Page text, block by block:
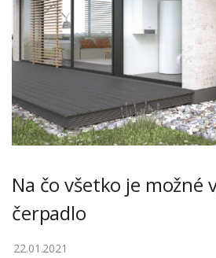
Na čo všetko je možné
čerpadlo
22.01.2021